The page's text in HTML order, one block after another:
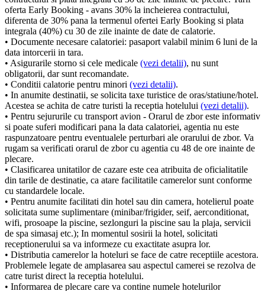
oferta Early Booking - avans 30% la incheierea contractului,
diferenta de 30% pana la termenul ofertei Early Booking si plata
integrala (40%) cu 30 de zile inainte de date de calatorie.
• Documente necesare calatoriei: pasaport valabil minim 6 luni de la
data intorcerii in tara.
• Asigurarile storno si cele medicale (vezi detalii), nu sunt
obligatorii, dar sunt recomandate.
• Conditii calatorie pentru minori (vezi detalii).
• In anumite destinatii, se solicita taxe turistice de oras/statiune/hotel.
Acestea se achita de catre turisti la receptia hotelului (vezi detalii).
• Pentru sejururile cu transport avion - Orarul de zbor este informativ
si poate suferi modificari pana la data calatoriei, agentia nu este
raspunzatoare pentru eventualele perturbari ale orarului de zbor. Va
rugam sa verificati orarul de zbor cu agentia cu 48 de ore inainte de
plecare.
• Clasificarea unitatilor de cazare este cea atribuita de oficialitatile
din tarile de destinatie, ca atare facilitatile camerelor sunt conforme
cu standardele locale.
• Pentru anumite facilitati din hotel sau din camera, hotelierul poate
solicitata sume suplimentare (minibar/frigider, seif, aerconditionat,
wifi, prosoape la piscine, sezlonguri la piscine sau la plaja, servicii
de spa simasaj etc.); In momentul sosirii la hotel, solicitati
receptionerului sa va informeze cu exactitate asupra lor.
• Distributia camerelor la hoteluri se face de catre receptiile acestora.
Problemele legate de amplasarea sau aspectul camerei se rezolva de
catre turist direct la receptia hotelului.
• Informarea de plecare care va contine numele hotelurilor